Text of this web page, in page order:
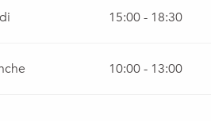
15:00 - 18:30
10:00 - 13:00